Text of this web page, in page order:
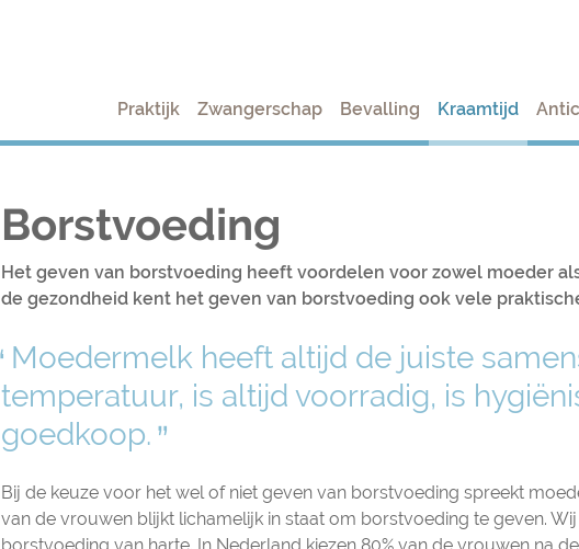
Praktijk Zwangerschap Bevalling Kraamtijd
Borstvoeding
Het geven van borstvoeding heeft voordelen voor zowel moeder
de gezondheid kent het geven van borstvoeding ook vele
Moedermelk heeft altijd de juiste
temperatuur, is altijd voorradig, is
goedkoop.
Bij de keuze voor het wel of niet geven van borstvoeding spreekt
van de vrouwen blijkt lichamelijk in staat om borstvoeding te geven.